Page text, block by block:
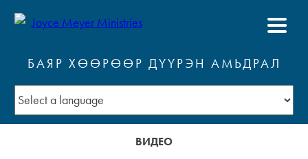
БАЯР ХӨӨРӨӨР ДҮҮРЭН АМЬДРАЛ
ВИДЕО